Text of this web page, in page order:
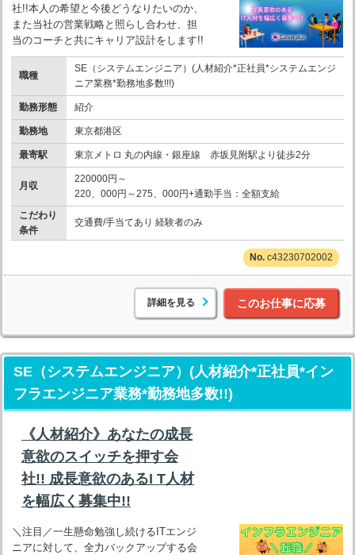
社!!本人の希望と今後どうなりたいのか、
また当社の営業戦略と照らし合わせ、担
当のコーチと共にキャリア設計をします!!
職種
SE（システムエンジニア）(人材紹介*正社員*システムエンジ
ニア業務*勤務地多数!!!)
勤務形態 紹介
勤務地 東京都港区
最寄駅 東京メトロ 丸の内線・銀座線 赤坂見附駅より徒歩2分
月収
220000円～
220、000円～275、000円+通勤手当：全額支給
こだわり
条件
交通費/手当てあり 経験者のみ
c43230702002
詳細を見る このお仕事に応募
SE（システムエンジニア）(人材紹介*正社員*イン
フラエンジニア業務*勤務地多数!!)
《人材紹介》あなたの成長
意欲のスイッチを押す会
社!! 成長意欲のあるI T人材
を幅広く募集中!!
＼注目／一生懸命勉強し続けるITエンジ
ニアに対して、全力バックアップする会